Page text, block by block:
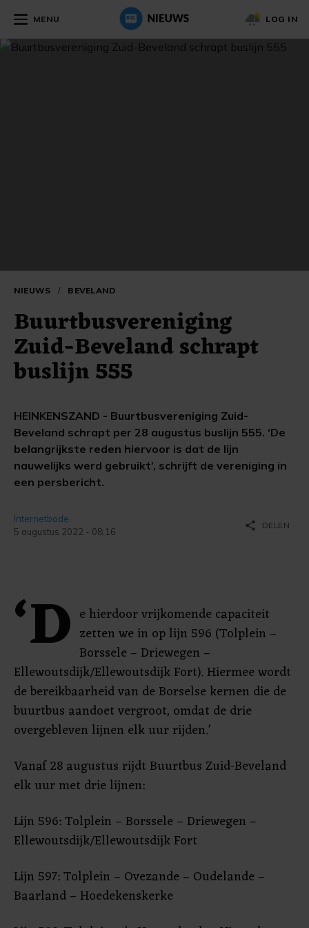
MENU LOG IN
NIEUWS / BEVELAND
Buurtbusvereniging
Zuid-Beveland schrapt
buslijn 555
HEINKENSZAND - Buurtbusvereniging Zuid-
Beveland schrapt per 28 augustus buslijn 555. ‘De
belangrijkste reden hiervoor is dat de lijn
nauwelijks werd gebruikt’, schrijft de vereniging in
een persbericht.
Internetbode
5 augustus 2022 - 08:16
share DELEN
‘D e hierdoor vrijkomende capaciteit
zetten we in op lijn 596 (Tolplein –
Borssele – Driewegen –
Ellewoutsdijk/Ellewoutsdijk Fort). Hiermee wordt
de bereikbaarheid van de Borselse kernen die de
buurtbus aandoet vergroot, omdat de drie
overgebleven lijnen elk uur rijden.’
Vanaf 28 augustus rijdt Buurtbus Zuid-Beveland
elk uur met drie lijnen:
Lijn 596: Tolplein – Borssele – Driewegen –
Ellewoutsdijk/Ellewoutsdijk Fort
Lijn 597: Tolplein – Ovezande – Oudelande –
Baarland – Hoedekenskerke